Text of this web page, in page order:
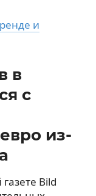
и
в
с
из-
Bild